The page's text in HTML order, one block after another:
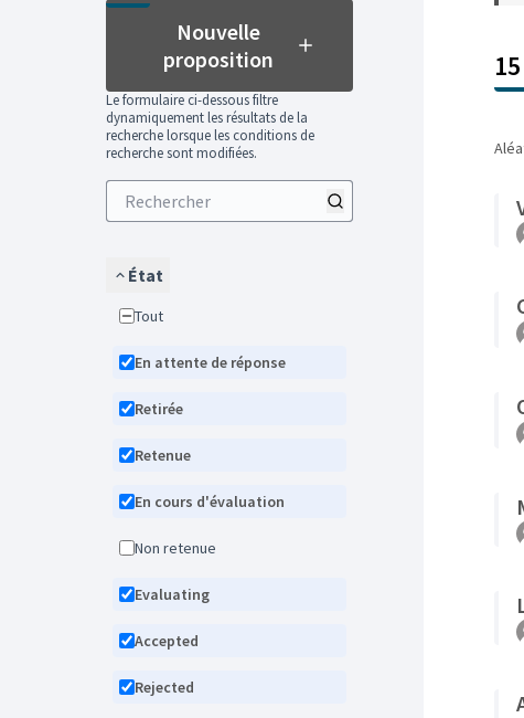
Nouvelle
proposition
Le formulaire ci-dessous filtre
dynamiquement les résultats de la
recherche lorsque les conditions de
recherche sont modifiées.
État
Tout
En attente de réponse
Retirée
Retenue
En cours d'évaluation
Non retenue
Evaluating
Accepted
Rejected